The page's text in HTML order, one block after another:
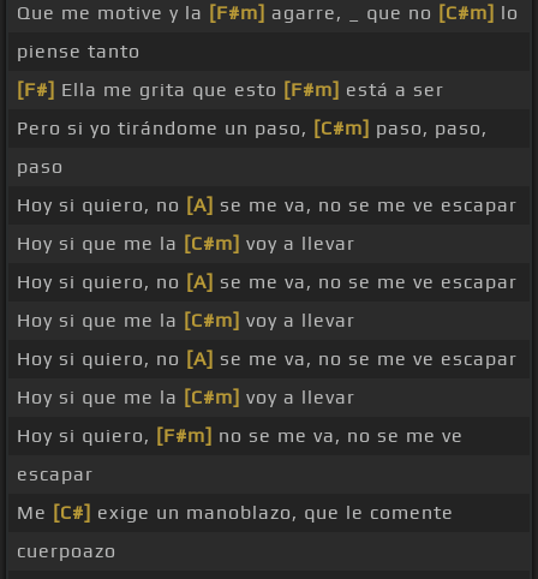
Que me motive y la [F#m] agarre, _ que no [C#m] lo
piense tanto
[F#] Ella me grita que esto [F#m] está a ser
Pero si yo tirándome un paso, [C#m] paso, paso,
paso
Hoy si quiero, no [A] se me va, no se me ve escapar
Hoy si que me la [C#m] voy a llevar
Hoy si quiero, no [A] se me va, no se me ve escapar
Hoy si que me la [C#m] voy a llevar
Hoy si quiero, no [A] se me va, no se me ve escapar
Hoy si que me la [C#m] voy a llevar
Hoy si quiero, [F#m] no se me va, no se me ve
escapar
Me [C#] exige un manoblazo, que le comente
cuerpoazo